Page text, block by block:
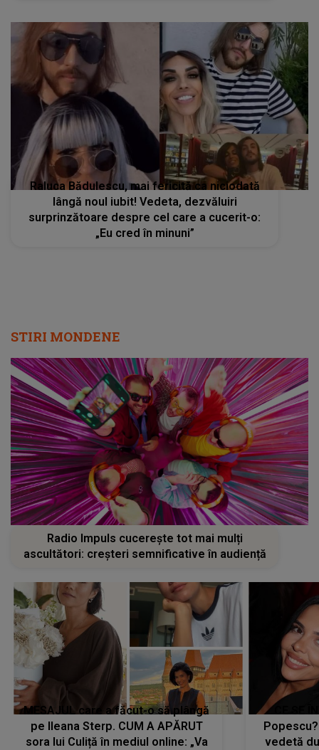
Raluca Bădulescu, mai fericită ca niciodată
lângă noul iubit! Vedeta, dezvăluiri
surprinzătoare despre cel care a cucerit-o:
„Eu cred în minuni”
STIRI MONDENE
Radio Impuls cucerește tot mai mulți
ascultători: creșteri semnificative în audiență
MESAJUL care a făcut-o să plângă
pe Ileana Sterp. CUM A APĂRUT
sora lui Culiță în mediul online: „Va
vedetă